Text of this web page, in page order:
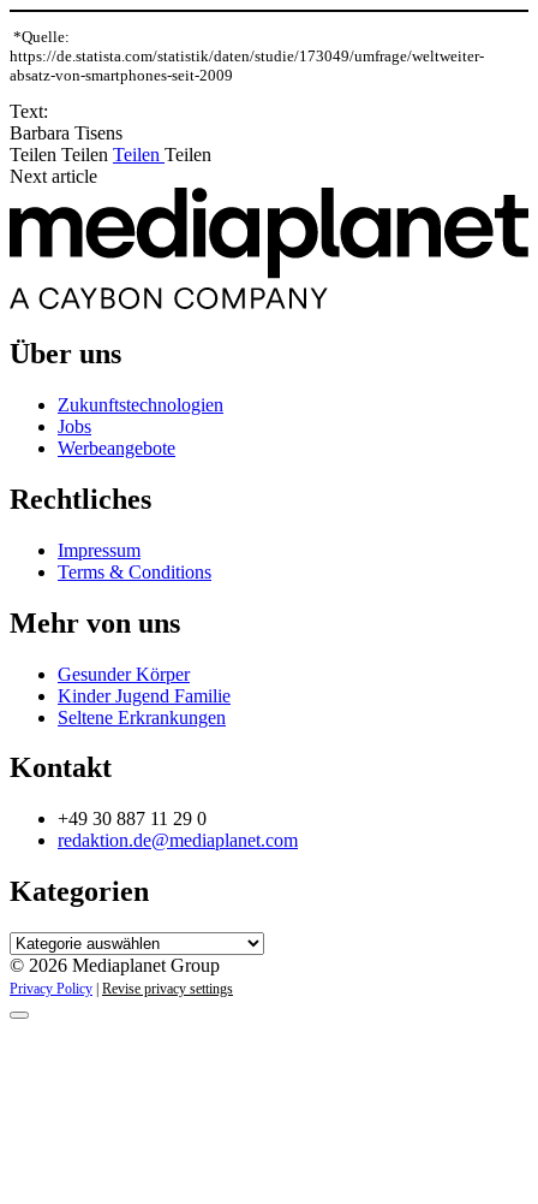
*Quelle:
https://de.statista.com/statistik/daten/studie/173049/umfrage/weltweiter-
absatz-von-smartphones-seit-2009
Text:
Barbara Tisens
Teilen Teilen Teilen Teilen
Next article
Über uns
Zukunftstechnologien
Jobs
Werbeangebote
Rechtliches
Impressum
Terms & Conditions
Mehr von uns
Gesunder Körper
Kinder Jugend Familie
Seltene Erkrankungen
Kontakt
+49 30 887 11 29 0
redaktion.de@mediaplanet.com
Kategorien
Kategorien
© 2026 Mediaplanet Group
Privacy Policy Revise privacy settings